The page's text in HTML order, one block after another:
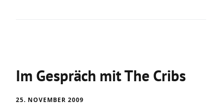
Im Gespräch mit The Cribs
25. NOVEMBER 2009